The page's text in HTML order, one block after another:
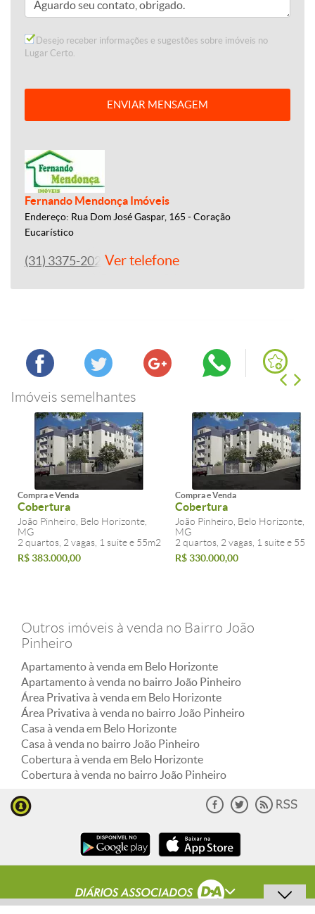
Desejo receber informações e sugestões sobre imóveis no
Lugar Certo.
ENVIAR MENSAGEM
Fernando Mendonça Imóveis
Endereço: Rua Dom José Gaspar, 165 - Coração
Eucarístico
(31) 3375-2022Ver telefone
Imóveis semelhantes
Compra e Venda
Cobertura
João Pinheiro, Belo Horizonte,
MG
2 quartos, 2 vagas, 1 suite e 55m2
R$ 383.000,00
Compra e Venda
Cobertura
João Pinheiro, Belo Horizonte,
MG
2 quartos, 2 vagas, 1 suite e
R$ 330.000,00
Outros imóveis à venda no Bairro João
Pinheiro
Apartamento à venda em Belo Horizonte
Apartamento à venda no bairro João Pinheiro
Área Privativa à venda em Belo Horizonte
Área Privativa à venda no bairro João Pinheiro
Casa à venda em Belo Horizonte
Casa à venda no bairro João Pinheiro
Cobertura à venda em Belo Horizonte
Cobertura à venda no bairro João Pinheiro